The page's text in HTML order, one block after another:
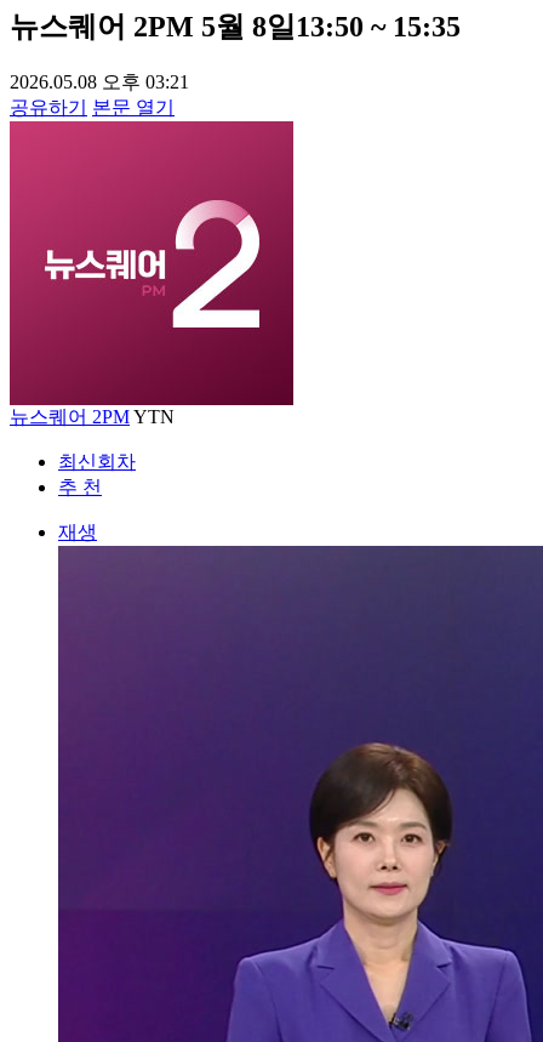
뉴스퀘어 2PM 5월 8일13:50 ~ 15:35
2026.05.08 오후 03:21
공유하기
본문 열기
뉴스퀘어 2PMYTN
최신회차
추 천
재생